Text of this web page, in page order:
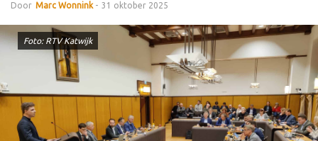
Door Marc Wonnink - 31 oktober 2025
Foto: RTV Katwijk